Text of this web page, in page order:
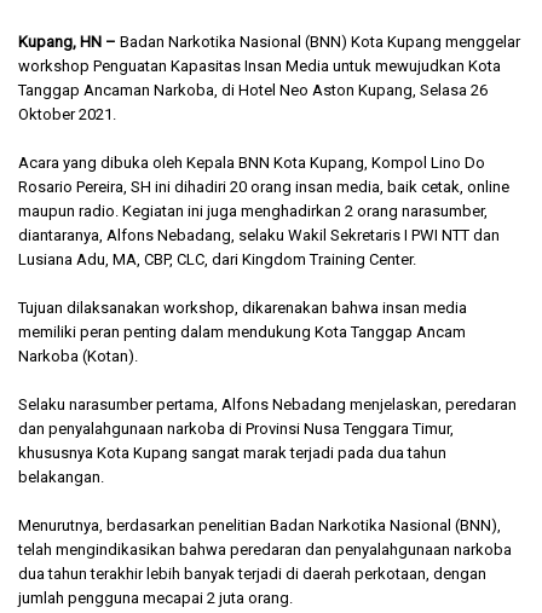
Kupang, HN – Badan Narkotika Nasional (BNN) Kota Kupang menggelar
workshop Penguatan Kapasitas Insan Media untuk mewujudkan Kota
Tanggap Ancaman Narkoba, di Hotel Neo Aston Kupang, Selasa 26
Oktober 2021.
Acara yang dibuka oleh Kepala BNN Kota Kupang, Kompol Lino Do
Rosario Pereira, SH ini dihadiri 20 orang insan media, baik cetak, online
maupun radio. Kegiatan ini juga menghadirkan 2 orang narasumber,
diantaranya, Alfons Nebadang, selaku Wakil Sekretaris I PWI NTT dan
Lusiana Adu, MA, CBP, CLC, dari Kingdom Training Center.
Tujuan dilaksanakan workshop, dikarenakan bahwa insan media
memiliki peran penting dalam mendukung Kota Tanggap Ancam
Narkoba (Kotan).
Selaku narasumber pertama, Alfons Nebadang menjelaskan, peredaran
dan penyalahgunaan narkoba di Provinsi Nusa Tenggara Timur,
khususnya Kota Kupang sangat marak terjadi pada dua tahun
belakangan.
Menurutnya, berdasarkan penelitian Badan Narkotika Nasional (BNN),
telah mengindikasikan bahwa peredaran dan penyalahgunaan narkoba
dua tahun terakhir lebih banyak terjadi di daerah perkotaan, dengan
jumlah pengguna mecapai 2 juta orang.